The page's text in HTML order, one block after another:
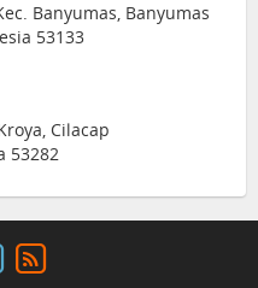
Banyumas, Banyumas
53133
Cilacap
53282